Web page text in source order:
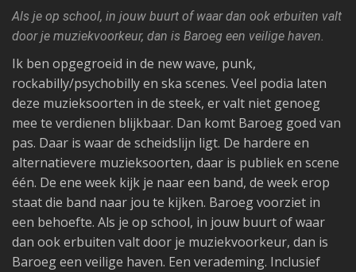
Als je op school, in jouw buurt of waar dan ook erbuiten valt
door je muziekvoorkeur, dan is Baroeg een veilige haven.
Ik ben opgegroeid in de new wave, punk,
rockabilly/psychobilly en ska scenes. Veel podia laten
deze muzieksoorten in de steek, er valt niet genoeg
mee te verdienen blijkbaar. Dan komt Baroeg goed van
pas. Daar is waar de scheidslijn ligt. De hardere en
alternatievere muzieksoorten, daar is publiek en scene
één. De ene week kijk je naar een band, de week erop
staat die band naar jou te kijken. Baroeg voorziet in
een behoefte. Als je op school, in jouw buurt of waar
dan ook erbuiten valt door je muziekvoorkeur, dan is
Baroeg een veilige haven. Een verademing. Inclusief